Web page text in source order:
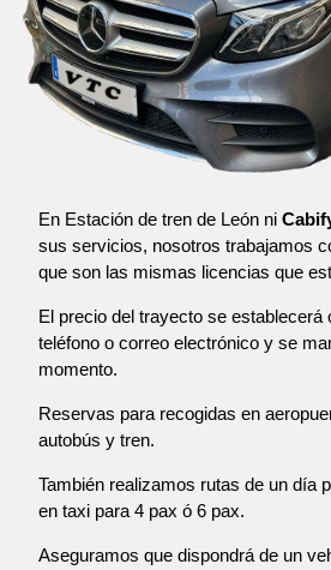
En Estación de tren de León ni
sus servicios, nosotros trabajamos
que son las mismas licencias que
El precio del trayecto se establecerá
teléfono o correo electrónico y se
momento.
Reservas para recogidas en
autobús y tren.
También realizamos rutas de un día
en taxi para 4 pax ó 6 pax.
Aseguramos que dispondrá de un